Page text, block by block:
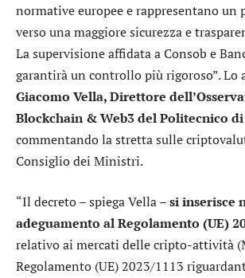
normative europee e rappresentano un
verso una maggiore sicurezza e
La supervisione affidata a Consob e
garantirà un controllo più rigoroso”. Lo
Giacomo Vella, Direttore
Blockchain & Web3 del Politecnico
commentando la stretta sulle
Consiglio dei Ministri.
“Il decreto – spiega Vella –si inserisce
adeguamento al Regolamento (UE)
relativo ai mercati delle cripto-attività
Regolamento (UE) 2023/1113